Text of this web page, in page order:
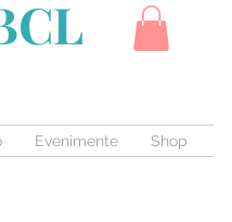
Evenimente Shop